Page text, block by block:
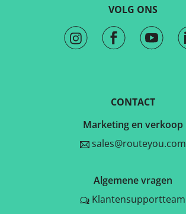
VOLG ONS
CONTACT
Marketing en verkoop
sales@routeyou.com
Algemene vragen
Klantensupportteam